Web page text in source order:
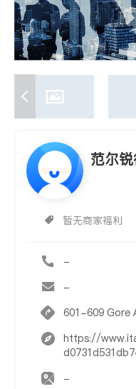
范尔
暂无商家福利
-
-
601-609 Gore
https://
-